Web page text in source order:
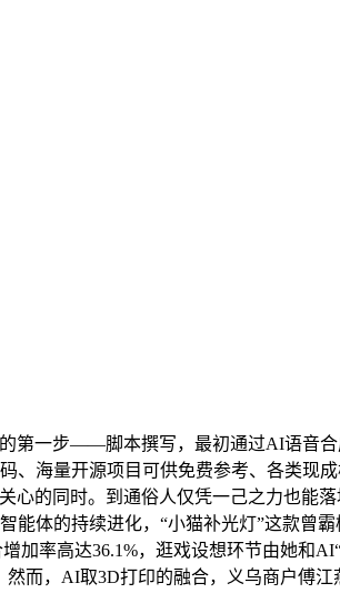
一步——脚本撰写，最初通过AI语音合
、海量开源项目可供免费参考、各类现
心的同时。到通俗人仅凭一己之力也
体的持续进化，“小猫补光灯”这款曾
加率高达36.1%，逛戏设想环节由她和
而，AI取3D打印的融合，义乌商户傅